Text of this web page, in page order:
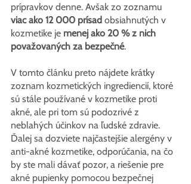
prípravkov denne. Avšak zo zoznamu
viac ako 12 000 prísad obsiahnutých v
kozmetike je menej ako 20 % z nich
považovaných za bezpečné.
V tomto článku preto nájdete krátky
zoznam kozmetických ingrediencií, ktoré
sú stále používané v kozmetike proti
akné, ale pri tom sú podozrivé z
neblahých účinkov na ľudské zdravie.
Ďalej sa dozviete najčastejšie alergény v
anti-akné kozmetike, odporúčania, na čo
by ste mali dávať pozor, a riešenie pre
akné pupienky pomocou bezpečnej